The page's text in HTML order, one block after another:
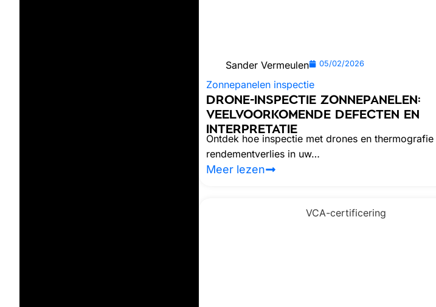
Sander Vermeulen 05/02/2026
Zonnepanelen inspectie
DRONE-INSPECTIE ZONNEPANELEN:
VEELVOORKOMENDE DEFECTEN EN
INTERPRETATIE
Ontdek hoe inspectie met drones en thermografie
rendementverlies in uw…
Meer lezen